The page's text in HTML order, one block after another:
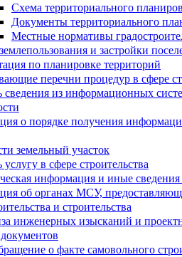
Схема территориального
Документы территориального
Местные нормативы
и застройки
по планировке территорий
перечни процедур в сфере
сведения из информационных
о порядке получения
земельный участок
в сфере строительства
информация и иные сведения
об органах МСУ,
и строительства
инженерных изысканий и
о факте самовольного